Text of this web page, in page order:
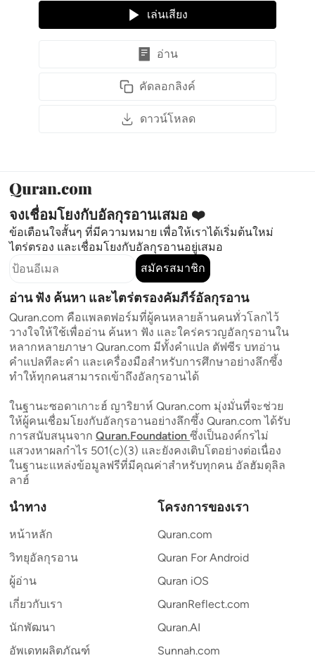
เล่นเสียง
อ่าน
คัดลอกลิงค์
ดาวน์โหลด
จงเชื่อมโยงกับอัลกุรอานเสมอ ❤️
ข้อเตือนใจสั้นๆ ที่มีความหมาย เพื่อให้เราได้เริ่มต้นใหม่
ไตร่ตรอง และเชื่อมโยงกับอัลกุรอานอยู่เสมอ
สมัครสมาชิก
อ่าน ฟัง ค้นหา และไตร่ตรองคัมภีร์อัลกุรอาน
Quran.com คือแพลตฟอร์มที่ผู้คนหลายล้านคนทั่วโลกไว้
วางใจให้ใช้เพื่ออ่าน ค้นหา ฟัง และใคร่ครวญอัลกุรอานใน
หลากหลายภาษา Quran.com มีทั้งคำแปล ตัฟซีร บทอ่าน
คำแปลทีละคำ และเครื่องมือสำหรับการศึกษาอย่างลึกซึ้ง
ทำให้ทุกคนสามารถเข้าถึงอัลกุรอานได้
ในฐานะซอดาเกาะฮ์ ญาริยาห์ Quran.com มุ่งมั่นที่จะช่วย
ให้ผู้คนเชื่อมโยงกับอัลกุรอานอย่างลึกซึ้ง Quran.com ได้รับ
การสนับสนุนจาก Quran.Foundation ซึ่งเป็นองค์กรไม่
แสวงหาผลกำไร 501(c)(3) และยังคงเติบโตอย่างต่อเนื่อง
ในฐานะแหล่งข้อมูลฟรีที่มีคุณค่าสำหรับทุกคน อัลฮัมดุลิล
ลาฮ์
นำทาง
หน้าหลัก
วิทยุอัลกุรอาน
ผู้อ่าน
เกี่ยวกับเรา
นักพัฒนา
อัพเดทผลิตภัณฑ์
โครงการของเรา
Quran.com
Quran For Android
Quran iOS
QuranReflect.com
Quran.AI
Sunnah.com